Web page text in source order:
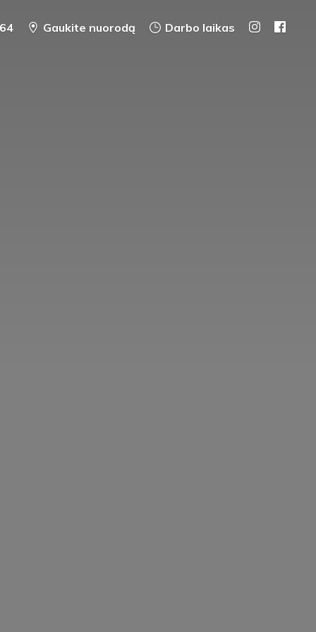
Gaukite nuorodą Darbo laikas